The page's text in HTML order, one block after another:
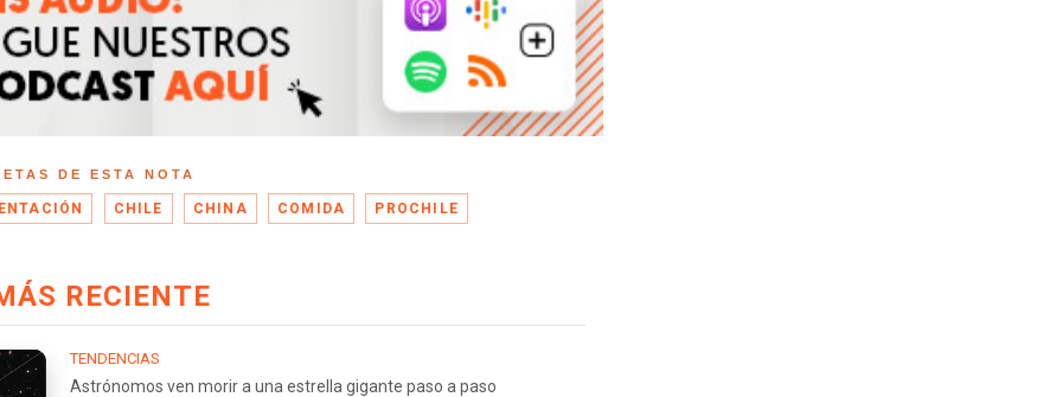
DE ESTA NOTA
CHILE CHINA COMIDA PROCHILE
RECIENTE
TENDENCIAS
Astrónomos ven morir a una estrella gigante paso a paso